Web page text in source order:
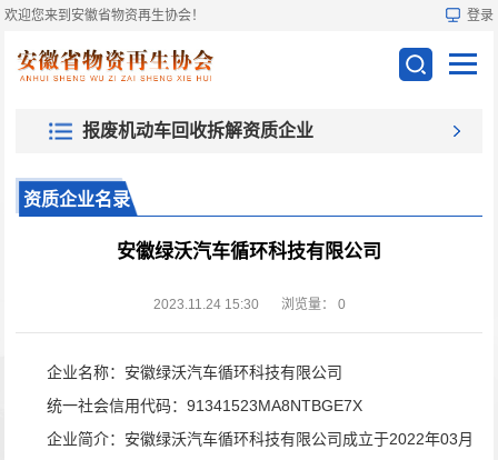
欢迎您来到安徽省物资再生协会！ 登录
报废机动车回收拆解资质企业
资质企业名录
安徽绿沃汽车循环科技有限公司
2023.11.24 15:30 浏览量： 0
企业名称：安徽绿沃汽车循环科技有限公司
统一社会信用代码：91341523MA8NTBGE7X
企业简介：安徽绿沃汽车循环科技有限公司成立于2022年03月